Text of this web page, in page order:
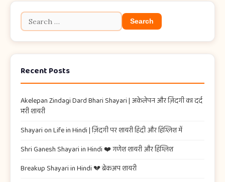
Recent Posts
Akelepan Zindagi Dard Bhari Shayari​ | अकेलेपन और ज़िंदगी का दर्द
भरी शायरी
Shayari on Life in Hindi | ज़िंदगी पर शायरी हिंदी और हिंग्लिश में
Shri Ganesh Shayari in Hindi ❤️ गणेश शायरी और हिंग्लिश
Breakup Shayari in Hindi 💔 ब्रेकअप शायरी